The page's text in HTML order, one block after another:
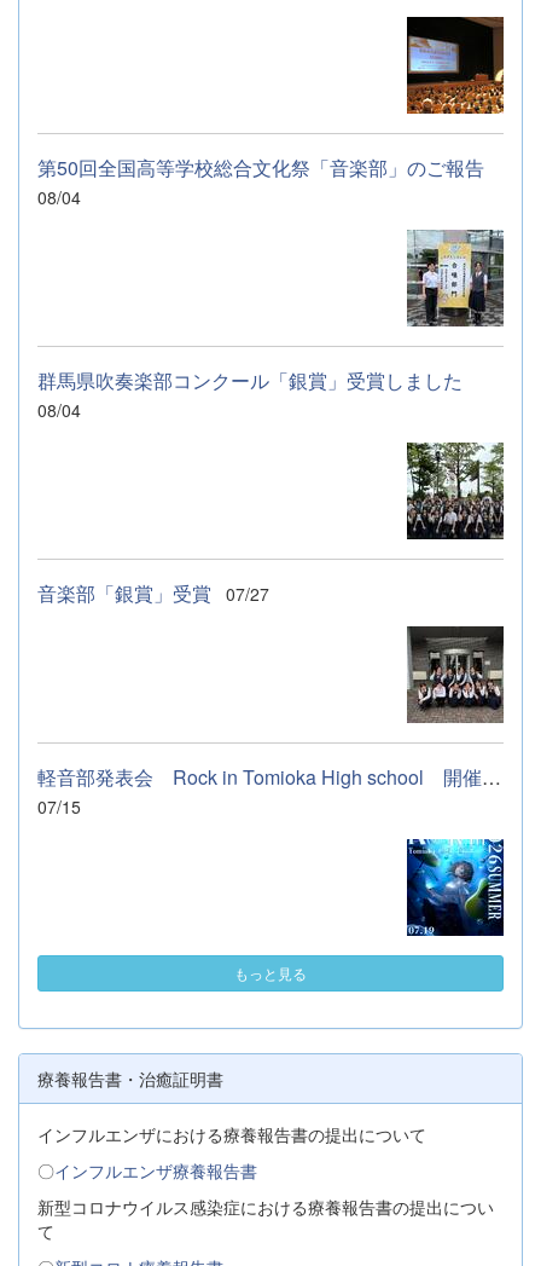
第50回全国高等学校総合文化祭「音楽部」のご報告
08/04
群馬県吹奏楽部コンクール「銀賞」受賞しました
08/04
音楽部「銀賞」受賞 07/27
軽音部発表会 Rock in Tomioka High school 開催します
07/15
もっと見る
療養報告書・治癒証明書
インフルエンザにおける療養報告書の提出について
〇インフルエンザ療養報告書
新型コロナウイルス感染症における療養報告書の提出につい
て